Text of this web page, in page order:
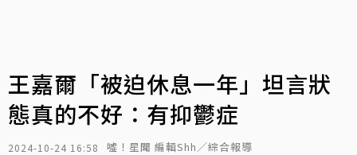
王嘉爾「被迫休息一年」坦言狀
態真的不好：有抑鬱症
2024-10-24 16:58 噓！星聞 編輯Shh／綜合報導